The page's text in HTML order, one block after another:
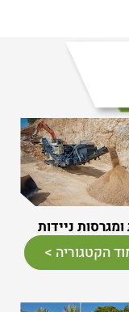
ניידות
הקטגוריה >